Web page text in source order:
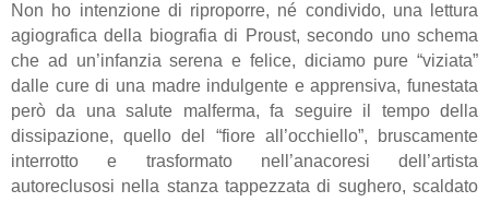
Non ho intenzione di riproporre, né condivido, una lettura
agiografica della biografia di Proust, secondo uno schema
che ad un’infanzia serena e felice, diciamo pure “viziata”
dalle cure di una madre indulgente e apprensiva, funestata
però da una salute malferma, fa seguire il tempo della
dissipazione, quello del “fiore all’occhiello”, bruscamente
interrotto e trasformato nell’anacoresi dell’artista
autoreclusosi nella stanza tappezzata di sughero, scaldato